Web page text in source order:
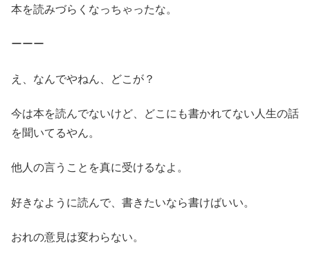
本を読みづらくなっちゃったな。
ーーー
え、なんでやねん、どこが？
今は本を読んでないけど、どこにも書かれてない人生の話
を聞いてるやん。
他人の言うことを真に受けるなよ。
好きなように読んで、書きたいなら書けばいい。
おれの意見は変わらない。